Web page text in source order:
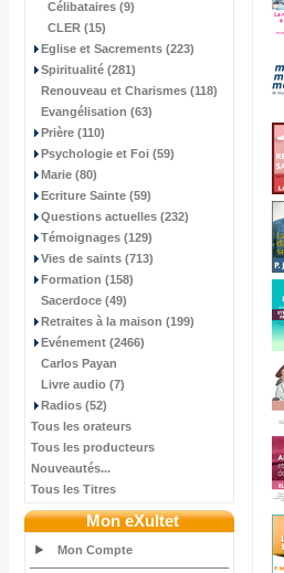
Célibataires (9)
CLER (15)
Eglise et Sacrements (223)
Spiritualité (281)
Renouveau et Charismes (118)
Evangélisation (63)
Prière (110)
Psychologie et Foi (59)
Marie (80)
Ecriture Sainte (59)
Questions actuelles (232)
Témoignages (129)
Vies de saints (713)
Formation (158)
Sacerdoce (49)
Retraites à la maison (199)
Evénement (2466)
Carlos Payan
Livre audio (7)
Radios (52)
Tous les orateurs
Tous les producteurs
Nouveautés...
Tous les Titres
Mon eXultet
Mon Compte